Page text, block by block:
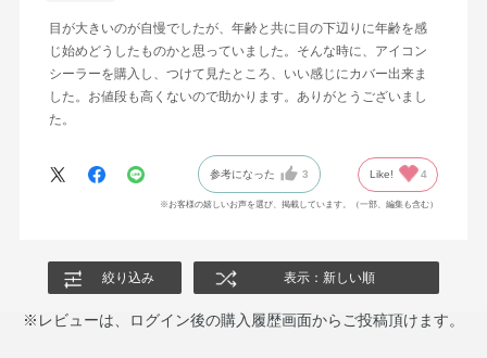
目が大きいのが自慢でしたが、年齢と共に目の下辺りに年齢を感
じ始めどうしたものかと思っていました。そんな時に、アイコン
シーラーを購入し、つけて見たところ、いい感じにカバー出来ま
した。お値段も高くないので助かります。ありがとうございまし
た。
参考になった 3 Like! 4
※お客様の嬉しいお声を選び、掲載しています。（一部、編集も含む）
絞り込み 表示：新しい順
※レビューは、ログイン後の購入履歴画面からご投稿頂けます。